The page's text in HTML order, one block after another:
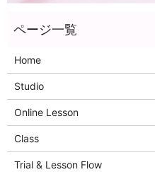
Home
Studio
Online Lesson
Class
Trial & Lesson Flow